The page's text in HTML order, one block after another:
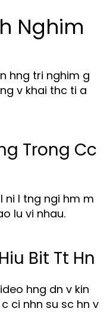
Nghim
hng tri nghim g
v khai thc ti a
Trong Cc
ni l tng ngi hm m
lu vi nhau.
Bit Tt Hn
hng dn v kin
ci nhn su sc hn v